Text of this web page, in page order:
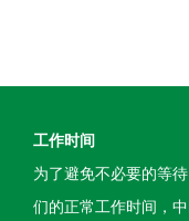
工作时间
为了避免不必要的等
们的正常工作时间，